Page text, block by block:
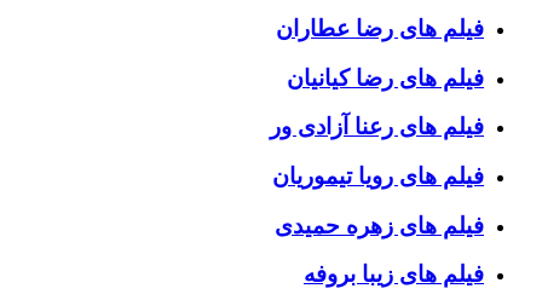
فیلم های رضا عطاران
فیلم های رضا کیانیان
فیلم های رعنا آزادی ور
فیلم های رویا تیموریان
فیلم های زهره حمیدی
فیلم های زیبا بروفه